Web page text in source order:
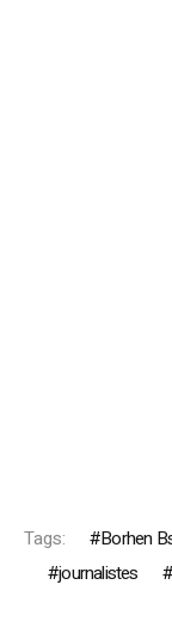
Tags: Borhen
journalistes